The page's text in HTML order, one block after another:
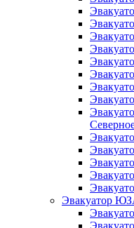
Эвакуатор